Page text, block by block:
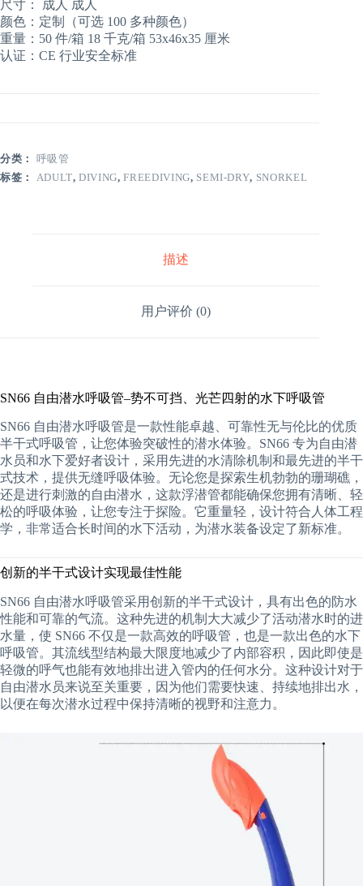
尺寸： 成人 成人
颜色：定制（可选 100 多种颜色）
重量：50 件/箱 18 千克/箱 53x46x35 厘米
认证：CE 行业安全标准
分类： 呼吸管
标签： ADULT,DIVING,FREEDIVING, SEMI-DRY, SNORKEL
描述
用户评价 (0)
SN66 自由潜水呼吸管–势不可挡、光芒四射的水下呼吸管
SN66 自由潜水呼吸管是一款性能卓越、可靠性无与伦比的优质
半干式呼吸管，让您体验突破性的潜水体验。SN66 专为自由潜
水员和水下爱好者设计，采用先进的水清除机制和最先进的半干
式技术，提供无缝呼吸体验。无论您是探索生机勃勃的珊瑚礁，
还是进行刺激的自由潜水，这款浮潜管都能确保您拥有清晰、轻
松的呼吸体验，让您专注于探险。它重量轻，设计符合人体工程
学，非常适合长时间的水下活动，为潜水装备设定了新标准。
创新的半干式设计实现最佳性能
SN66 自由潜水呼吸管采用创新的半干式设计，具有出色的防水
性能和可靠的气流。这种先进的机制大大减少了活动潜水时的进
水量，使 SN66 不仅是一款高效的呼吸管，也是一款出色的水下
呼吸管。其流线型结构最大限度地减少了内部容积，因此即使是
轻微的呼气也能有效地排出进入管内的任何水分。这种设计对于
自由潜水员来说至关重要，因为他们需要快速、持续地排出水，
以便在每次潜水过程中保持清晰的视野和注意力。